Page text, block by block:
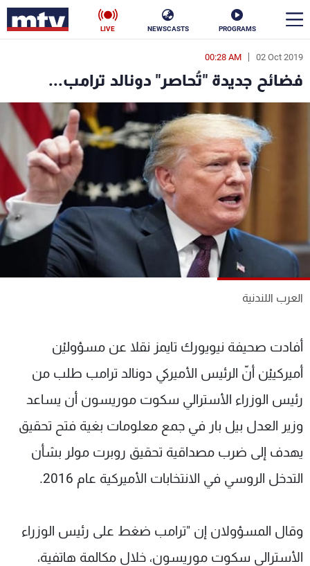
PROGRAMS
NEWSCASTS
LIVE
02 Oct 2019
00:28 AM
فضائح جديدة "تُحاصر" دونالد ترامب...
العرب اللندنية
أفادت صحيفة نيويورك تايمز نقلا عن مسؤوليْن
أميركييْن أنّ الرئيس الأميركي دونالد ترامب طلب من
رئيس الوزراء الأسترالي سكوت موريسون أن يساعد
وزير العدل بيل بار في جمع معلومات بغية فتح تحقيق
يهدف إلى ضرب مصداقية تحقيق روبرت مولر بشأن
التدخل الروسي في الانتخابات الأميركية عام 2016.
وقال المسؤولان إن "ترامب ضغط على رئيس الوزراء
الأسترالي سكوت موريسون، خلال مكالمة هاتفية،
en
الأخبار
سياسة ناس
فن
رياضة
كأس العالم
جدول البرامج
الترددات
الإنـتـاج
تواصل معنا
سياسة الخصوصية